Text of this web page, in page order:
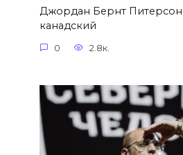
Джордан Бернт
канадский
0 2.8к.